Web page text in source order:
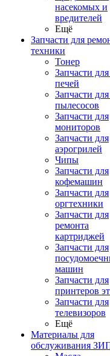
насекомых и
вредителей
Ещё
Запчасти для
техники
Тонер
Запчасти
печей
Запчасти
пылесосов
Запчасти для
мониторов
Запчасти для
аэрогрилей
Чипы
Запчасти для
кофемашин
Запчасти для
оргтехники
Запчасти для
ремонта
картриджей
Запчасти для
машин
Запчасти для
принтеров
Запчасти для
телевизоров
Ещё
Материалы для
обслуживания